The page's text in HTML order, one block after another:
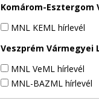
Komárom-Esztergom
MNL KEML hírlevél
Veszprém Vármegyei
MNL VeML hírlevél
MNL-BAZML hírlevél